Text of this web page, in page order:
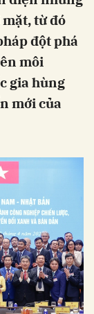
từ đó
đột phá
môi
gia hùng
mới của